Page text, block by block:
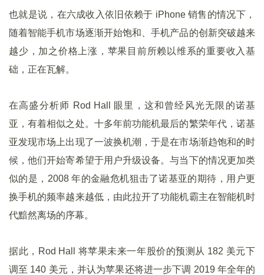
也就是说，在六成收入依旧依赖于 iPhone 销售的情况下，
随着智能手机市场逐渐开始饱和、手机产品的创新突破越来
越少，加之价格上涨，苹果目前所赖以维系的重要收入基
础，正在瓦解。
在高盛分析师 Rod Hall 眼里，这和曾经风光无限的诺基
亚，有着相似之处。十多年前功能机最后的繁荣年代，诺基
亚发现市场上出现了一波换机潮，于是在市场渐趋饱和的时
候，他们开始寄希望于用户升级设备。与当下的情况更加类
似的是，2008 年的金融危机狙击了诺基亚的期待，用户更
换手机的频率越来越低，由此拉开了功能机霸主在智能机时
代黯然离场的序幕。
据此，Rod Hall 将苹果未来一年股价的预测从 182 美元下
调至 140 美元，并认为苹果还将进一步下调 2019 年全年的